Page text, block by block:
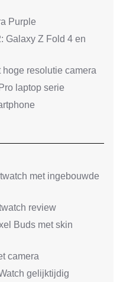
Purple
Galaxy Z Fold 4 en
resolutie camera
laptop serie
met ingebouwde
review
Buds met skin
camera
gelijktijdig